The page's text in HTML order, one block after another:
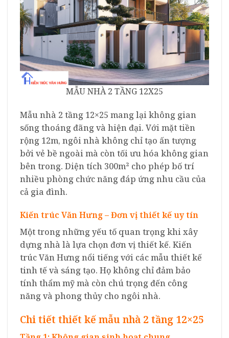
MẪU NHÀ 2 TẦNG 12X25
Mẫu nhà 2 tầng 12×25 mang lại không gian
sống thoáng đãng và hiện đại. Với mặt tiền
rộng 12m, ngôi nhà không chỉ tạo ấn tượng
bởi vẻ bề ngoài mà còn tối ưu hóa không gian
bên trong. Diện tích 300m² cho phép bố trí
nhiều phòng chức năng đáp ứng nhu cầu của
cả gia đình.
Kiến trúc Văn Hưng – Đơn vị thiết kế uy tín
Một trong những yếu tố quan trọng khi xây
dựng nhà là lựa chọn đơn vị thiết kế. Kiến
trúc Văn Hưng nổi tiếng với các mẫu thiết kế
tinh tế và sáng tạo. Họ không chỉ đảm bảo
tính thẩm mỹ mà còn chú trọng đến công
năng và phong thủy cho ngôi nhà.
Chi tiết thiết kế mẫu nhà 2 tầng 12×25